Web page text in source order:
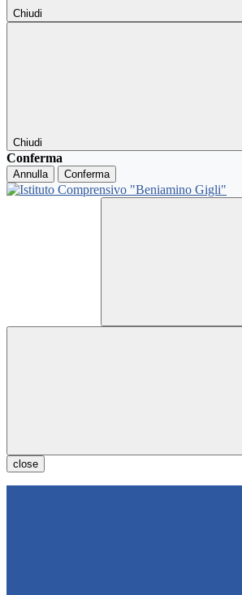
Chiudi
Chiudi
Conferma
Annulla Conferma
close